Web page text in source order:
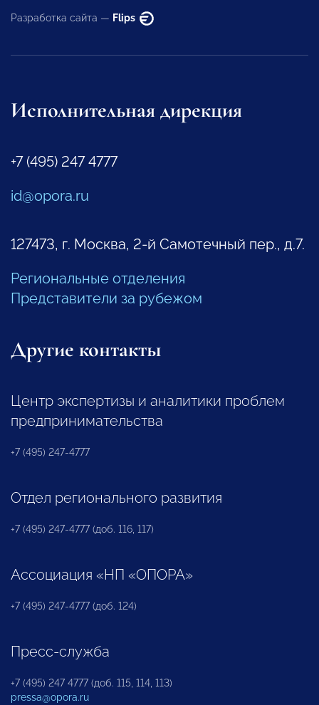
Разработка сайта — Flips
Исполнительная дирекция
+7 (495) 247 4777
id@opora.ru
127473, г. Москва, 2-й Самотечный пер., д.7.
Региональные отделения
Представители за рубежом
Другие контакты
Центр экспертизы и аналитики проблем
предпринимательства
+7 (495) 247-4777
Отдел регионального развития
+7 (495) 247-4777 (доб. 116, 117)
Ассоциация «НП «ОПОРА»
+7 (495) 247-4777 (доб. 124)
Пресс-служба
+7 (495) 247 4777 (доб. 115, 114, 113)
pressa@opora.ru